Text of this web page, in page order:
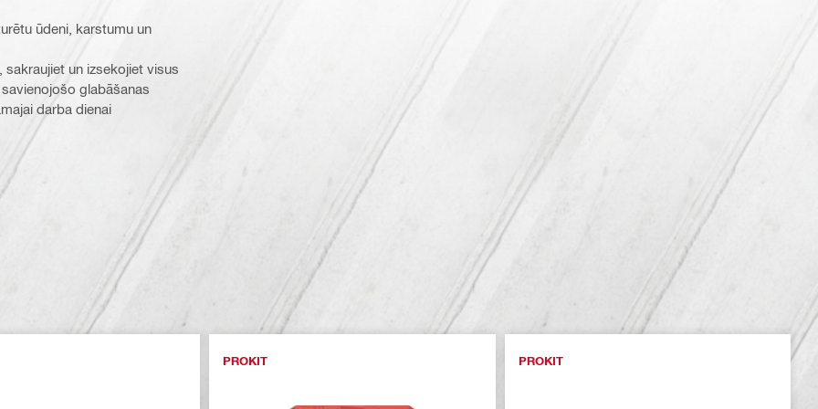
ūdeni, karstumu un
un izsekojiet visus
glabāšanas
darba dienai
PROKIT PROKIT